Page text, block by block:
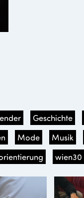
Geschichte
Mode Musik
wien30